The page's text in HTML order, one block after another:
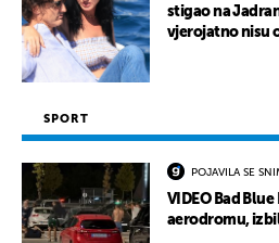
stigao na
vjerojatno nisu
SPORT
POJAVILA SE
VIDEO Bad
aerodromu,